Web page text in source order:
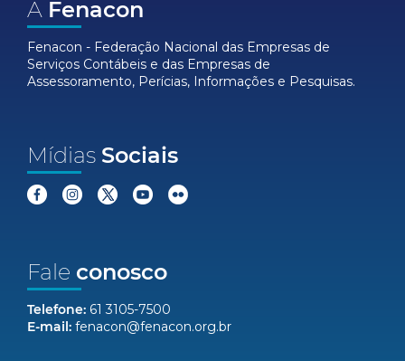
A Fenacon
Fenacon - Federação Nacional das Empresas de
Serviços Contábeis e das Empresas de
Assessoramento, Perícias, Informações e Pesquisas.
Mídias Sociais
Fale conosco
Telefone: 61 3105-7500
E-mail: fenacon@fenacon.org.br